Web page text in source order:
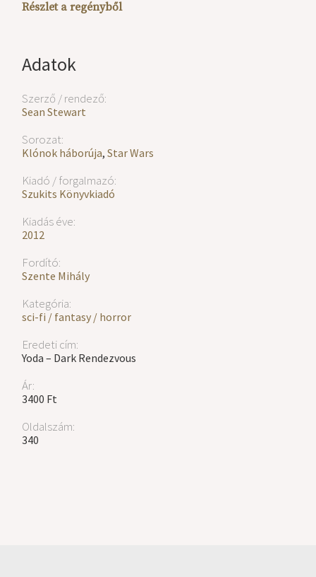
Adatok
Szerző / rendező:
Sean Stewart
Sorozat:
Klónok háborúja,Star Wars
Kiadó / forgalmazó:
Szukits Könyvkiadó
Kiadás éve:
2012
Fordító:
Szente Mihály
Kategória:
sci-fi / fantasy / horror
Eredeti cím:
Yoda – Dark Rendezvous
Ár:
3400 Ft
Oldalszám:
340
Részlet a regényből